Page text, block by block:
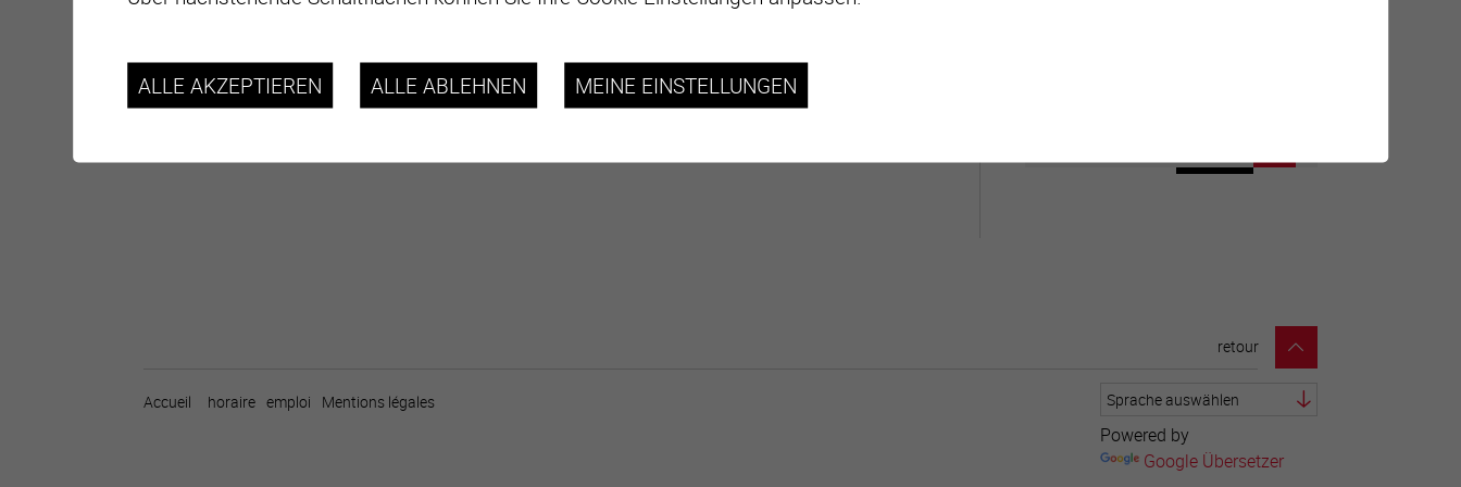
Accueil horaire emploi Mentions légales
Powered by
Google Übersetzer
retour
ALLE AKZEPTIEREN ALLE ABLEHNEN MEINE EINSTELLUNGEN